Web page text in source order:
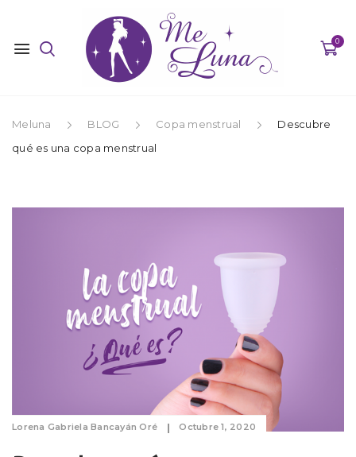
0
Meluna BLOG Copa menstrual
Descubre
qué es una copa menstrual
Lorena Gabriela Bancayán Oré Octubre 1, 2020